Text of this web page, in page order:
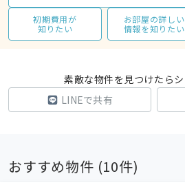
初期費用が
知りたい
お部屋の詳しい
情報を知りたい
素敵な物件を見つけたらシ
LINEで共有
おすすめ物件 (10件)